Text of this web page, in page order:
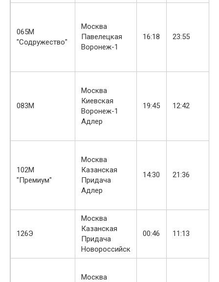
065М
"Содружество"
Москва
Павелецкая
Воронеж-1
16:18 23:55
083М
Москва
Киевская
Воронеж-1
Адлер
19:45 12:42
102М
"Премиум"
Москва
Казанская
Придача
Адлер
14:30 21:36
126Э
Москва
Казанская
Придача
Новороссийск
00:46 11:13
Москва